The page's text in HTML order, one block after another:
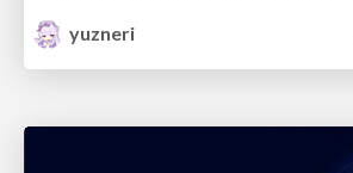
yuzneri